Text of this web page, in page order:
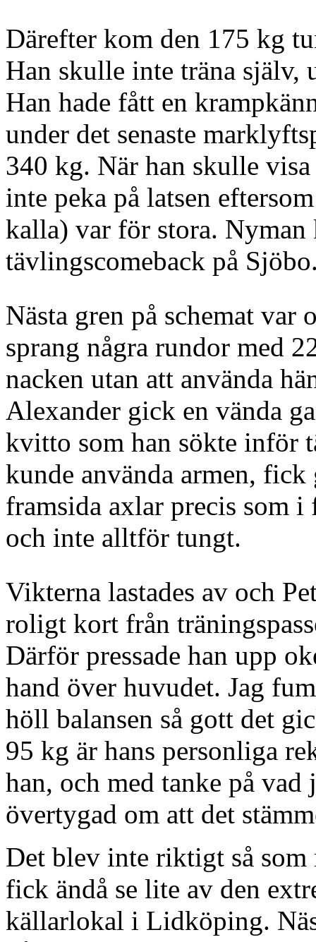
Därefter kom den 175 kg
Han skulle inte träna själv,
Han hade fått en
under det senaste
340 kg. När han skulle
inte peka på latsen
kalla) var för stora. Nyman
tävlingscomeback på
Nästa gren på schemat var
sprang några rundor med
nacken utan att använda
Alexander gick en vända
kvitto som han sökte inför
kunde använda armen, fick
framsida axlar precis som
och inte alltför tungt.
Vikterna lastades av och
roligt kort från
Därför pressade han upp
hand över huvudet. Jag
höll balansen så gott det
95 kg är hans personliga
han, och med tanke på
övertygad om att det
Det blev inte riktigt så som
fick ändå se lite av den
källarlokal i Lidköping.